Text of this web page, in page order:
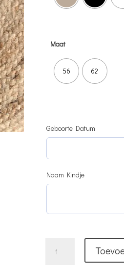
Maat
56 62
Geboorte Datum
Naam Kindje
Met